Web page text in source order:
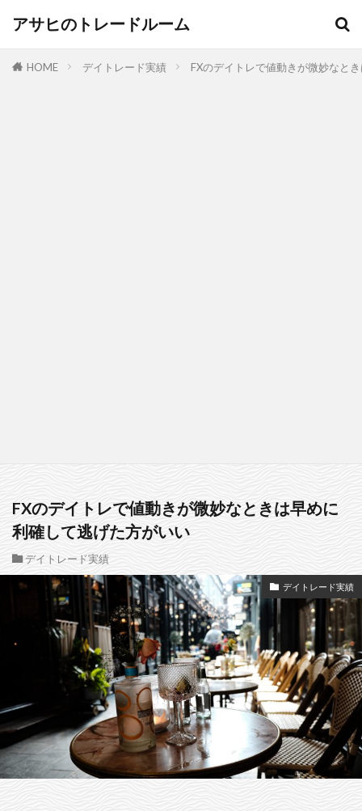
アサヒのトレードルーム
HOME デイトレード実績 FXのデイトレで値動きが微妙なと
FXのデイトレで値動きが微妙なときは早めに
利確して逃げた方がいい
デイトレード実績
デイトレード実績